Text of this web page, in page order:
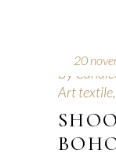
20
By
Art